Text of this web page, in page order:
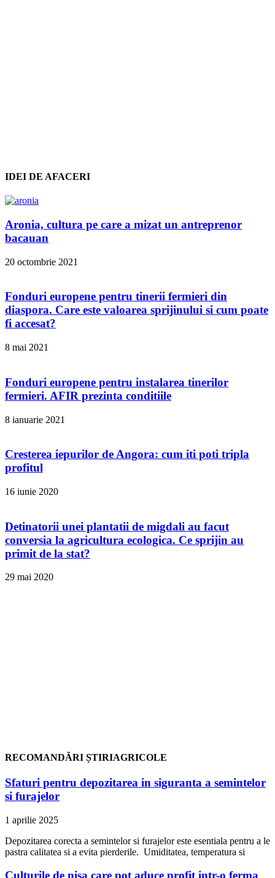
IDEI DE AFACERI
Aronia, cultura pe care a mizat un antreprenor
bacauan
20 octombrie 2021
Fonduri europene pentru tinerii fermieri din
diaspora. Care este valoarea sprijinului si cum poate
fi accesat?
8 mai 2021
Fonduri europene pentru instalarea tinerilor
fermieri. AFIR prezinta conditiile
8 ianuarie 2021
Cresterea iepurilor de Angora: cum iti poti tripla
profitul
16 iunie 2020
Detinatorii unei plantatii de migdali au facut
conversia la agricultura ecologica. Ce sprijin au
primit de la stat?
29 mai 2020
RECOMANDĂRI ȘTIRIAGRICOLE
Sfaturi pentru depozitarea in siguranta a semintelor
si furajelor
1 aprilie 2025
Depozitarea corecta a semintelor si furajelor este esentiala pentru a le
pastra calitatea si a evita pierderile. Umiditatea, temperatura si